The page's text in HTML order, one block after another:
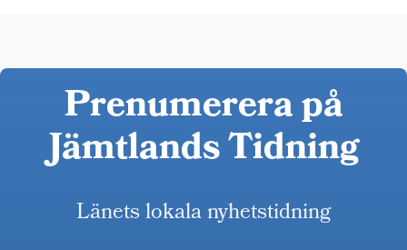
Prenumerera på
Jämtlands Tidning
Länets lokala nyhetstidning